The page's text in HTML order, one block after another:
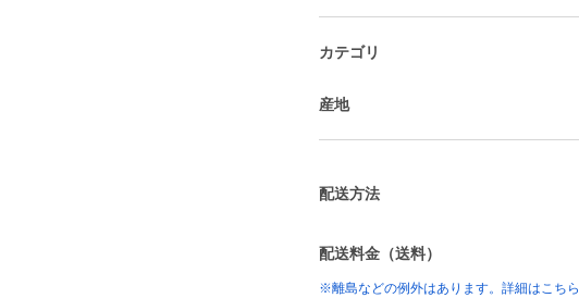
カテゴリ
産地
配送方法
配送料金（送料）
※離島などの例外はあります。詳細はこちら